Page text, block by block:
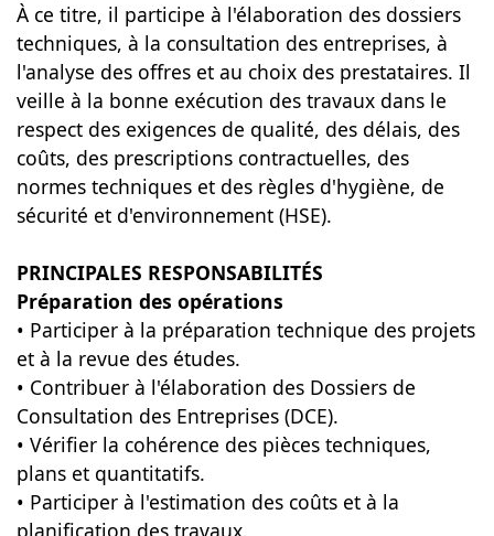
À ce titre, il participe à l'élaboration des dossiers
techniques, à la consultation des entreprises, à
l'analyse des offres et au choix des prestataires. Il
veille à la bonne exécution des travaux dans le
respect des exigences de qualité, des délais, des
coûts, des prescriptions contractuelles, des
normes techniques et des règles d'hygiène, de
sécurité et d'environnement (HSE).
PRINCIPALES RESPONSABILITÉS
Préparation des opérations
• Participer à la préparation technique des projets
et à la revue des études.
• Contribuer à l'élaboration des Dossiers de
Consultation des Entreprises (DCE).
• Vérifier la cohérence des pièces techniques,
plans et quantitatifs.
• Participer à l'estimation des coûts et à la
planification des travaux.